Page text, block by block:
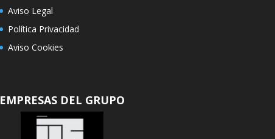
Aviso Legal
Política Privacidad
Aviso Cookies
EMPRESAS DEL GRUPO